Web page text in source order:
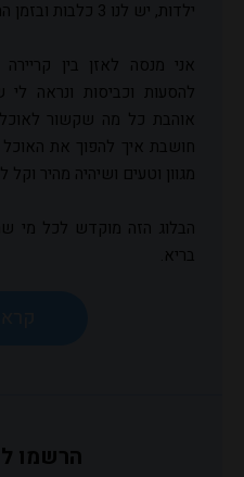
ילדות, יש לנו 3 כלבות ובזמן החופשי שלי אני רוקדת.
אני מנסה לאזן בין
להסעות וכביסות ונראה
אוהבת כל מה שקשור
חושבת איך להפוך את האוכל
מגוון וטעים ושיהיה מהיר וקל
הבלוג הזה מוקדש לכל מי
בריא.
הרשמו